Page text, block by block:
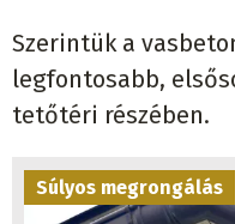
Szerintük a
legfontosabb,
tetőtéri részében.
Súlyos megrongálás